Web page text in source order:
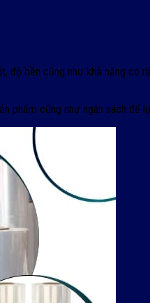
bền cũng như khả năng co
phẩm cũng như ngân sách để